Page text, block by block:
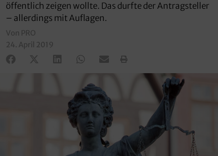
öffentlich zeigen wollte. Das durfte der Antragsteller
– allerdings mit Auflagen.
Von PRO
24. April 2019